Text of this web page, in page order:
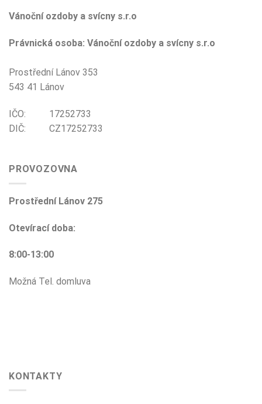
Vánoční ozdoby a svícny s.r.o
Právnická osoba: Vánoční ozdoby a svícny s.r.o
Prostřední Lánov 353
543 41 Lánov
IČO: 17252733
DIČ: CZ17252733
PROVOZOVNA
Prostřední Lánov 275
Otevírací doba:
8:00-13:00
Možná Tel. domluva
KONTAKTY